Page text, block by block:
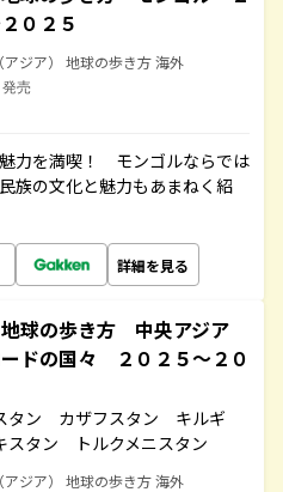
０２５
アジア） 地球の歩き方 海外
売
力を満喫！ モンゴルならでは
族の文化と魅力もあまねく紹
詳細を見る
球の歩き方 中央アジア
ドの国々 ２０２５～２０
タン カザフスタン キルギ
タン トルクメニスタン
アジア） 地球の歩き方 海外